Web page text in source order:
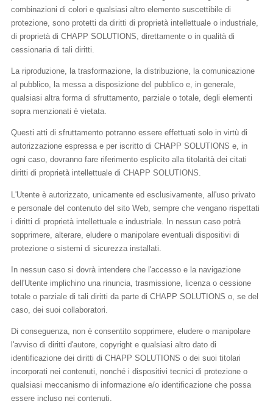
combinazioni di colori e qualsiasi altro elemento suscettibile di
protezione, sono protetti da diritti di proprietà intellettuale o industriale,
di proprietà di CHAPP SOLUTIONS, direttamente o in qualità di
cessionaria di tali diritti.
La riproduzione, la trasformazione, la distribuzione, la comunicazione
al pubblico, la messa a disposizione del pubblico e, in generale,
qualsiasi altra forma di sfruttamento, parziale o totale, degli elementi
sopra menzionati è vietata.
Questi atti di sfruttamento potranno essere effettuati solo in virtù di
autorizzazione espressa e per iscritto di CHAPP SOLUTIONS e, in
ogni caso, dovranno fare riferimento esplicito alla titolarità dei citati
diritti di proprietà intellettuale di CHAPP SOLUTIONS.
L'Utente è autorizzato, unicamente ed esclusivamente, all'uso privato
e personale del contenuto del sito Web, sempre che vengano rispettati
i diritti di proprietà intellettuale e industriale. In nessun caso potrà
sopprimere, alterare, eludere o manipolare eventuali dispositivi di
protezione o sistemi di sicurezza installati.
In nessun caso si dovrà intendere che l'accesso e la navigazione
dell'Utente implichino una rinuncia, trasmissione, licenza o cessione
totale o parziale di tali diritti da parte di CHAPP SOLUTIONS o, se del
caso, dei suoi collaboratori.
Di conseguenza, non è consentito sopprimere, eludere o manipolare
l'avviso di diritti d'autore, copyright e qualsiasi altro dato di
identificazione dei diritti di CHAPP SOLUTIONS o dei suoi titolari
incorporati nei contenuti, nonché i dispositivi tecnici di protezione o
qualsiasi meccanismo di informazione e/o identificazione che possa
essere incluso nei contenuti.